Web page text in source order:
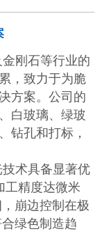
刚石等行业的
，致力于为脆
方案。公司的
白玻璃、绿玻
钻孔和打标，
术具备显著优
工精度达微米
崩边控制在极
绿色制造趋